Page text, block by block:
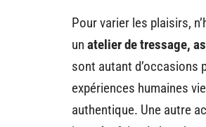
Pour varier les plaisirs,
un atelier de tressage,
sont autant d’occasions
expériences humaines
authentique. Une autre